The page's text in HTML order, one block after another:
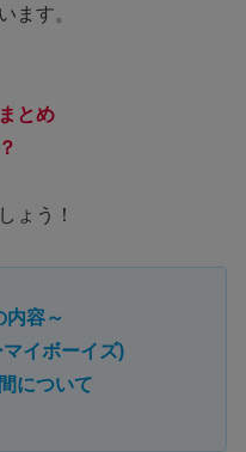
ます。
とめ
ょう！
内容～
イボーイズ)
について